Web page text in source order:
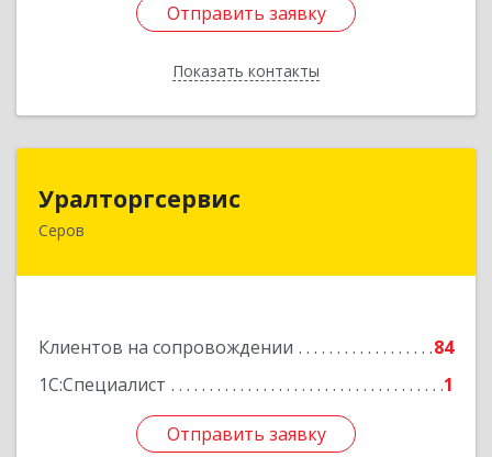
Отправить заявку
Показать контакты
Отправить заявку
Назад
Уралторгсервис
Серов
Клиентов на сопровождении
84
1С:Специалист
1
Отправить заявку
624980, Свердловская обл, Серов г, Кирова ул,
Отправить заявку